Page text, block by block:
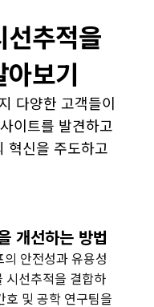
추적을
보기
다양한 고객들이
이트를 발견하고
혁신을 주도하고
개선하는 방법
안전성과 유용성
시선추적을 결합하
호 및 공학 연구팀을